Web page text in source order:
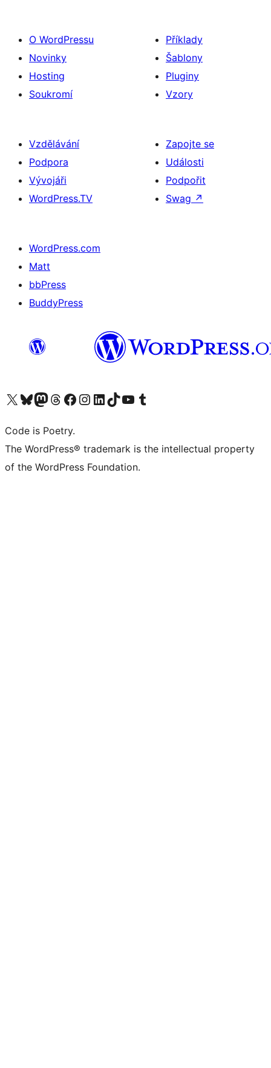
O WordPressu
Novinky
Hosting
Soukromí
Příklady
Šablony
Pluginy
Vzory
Vzdělávání
Podpora
Vývojáři
WordPress.TV
Zapojte se
Události
Podpořit
Swag ↗
WordPress.com
Matt
bbPress
BuddyPress
Navštivte náš účet na X (dříve Twitter)
Navštivte náš Bluesky účetNavštivte náš účet Mastodon
Navštivte náš Threads účetNavštivte naši stránku na Facebooku
Navštivte náš Instagram účetNavštivte náš LinkedIn účetNavštivte náš TikTok účetNavštivte náš YouTube kanálNavštivte náš Tumblr účet
Code is Poetry.
The WordPress® trademark is the intellectual property
of the WordPress Foundation.